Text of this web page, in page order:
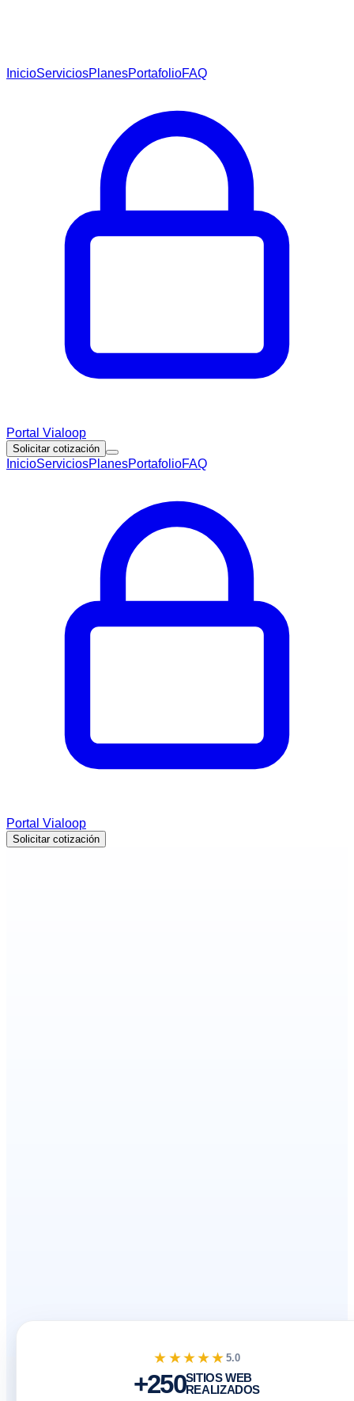
InicioServiciosPlanesPortafolioFAQ
Portal Vialoop
Solicitar cotización
InicioServiciosPlanesPortafolioFAQ
Portal Vialoop
Solicitar cotización
★★★★★ 5.0
+250SITIOS WEB
REALIZADOS